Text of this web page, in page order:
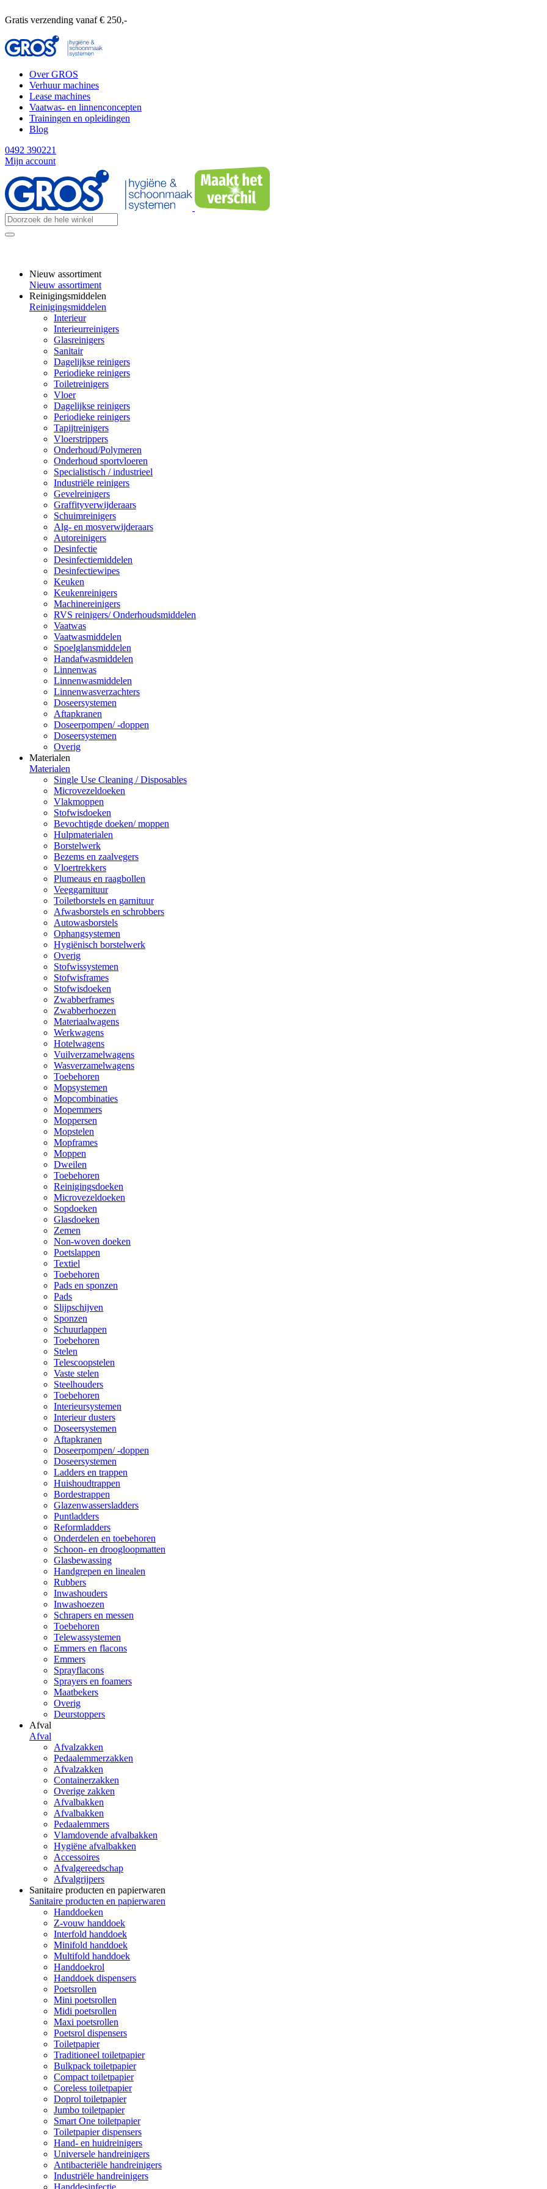
Gratis verzending vanaf € 250,-
Over GROS
Verhuur machines
Lease machines
Vaatwas- en linnenconcepten
Trainingen en opleidingen
Blog
0492 390221
Mijn account
Nieuw assortiment
Nieuw assortiment
Reinigingsmiddelen
Reinigingsmiddelen
Interieur
Interieurreinigers
Glasreinigers
Sanitair
Dagelijkse reinigers
Periodieke reinigers
Toiletreinigers
Vloer
Dagelijkse reinigers
Periodieke reinigers
Tapijtreinigers
Vloerstrippers
Onderhoud/Polymeren
Onderhoud sportvloeren
Specialistisch / industrieel
Industriële reinigers
Gevelreinigers
Graffityverwijderaars
Schuimreinigers
Alg- en mosverwijderaars
Autoreinigers
Desinfectie
Desinfectiemiddelen
Desinfectiewipes
Keuken
Keukenreinigers
Machinereinigers
RVS reinigers/ Onderhoudsmiddelen
Vaatwas
Vaatwasmiddelen
Spoelglansmiddelen
Handafwasmiddelen
Linnenwas
Linnenwasmiddelen
Linnenwasverzachters
Doseersystemen
Aftapkranen
Doseerpompen/ -doppen
Doseersystemen
Overig
Materialen
Materialen
Single Use Cleaning / Disposables
Microvezeldoeken
Vlakmoppen
Stofwisdoeken
Bevochtigde doeken/ moppen
Hulpmaterialen
Borstelwerk
Bezems en zaalvegers
Vloertrekkers
Plumeaus en raagbollen
Veeggarnituur
Toiletborstels en garnituur
Afwasborstels en schrobbers
Autowasborstels
Ophangsystemen
Hygiënisch borstelwerk
Overig
Stofwissystemen
Stofwisframes
Stofwisdoeken
Zwabberframes
Zwabberhoezen
Materiaalwagens
Werkwagens
Hotelwagens
Vuilverzamelwagens
Wasverzamelwagens
Toebehoren
Mopsystemen
Mopcombinaties
Mopemmers
Moppersen
Mopstelen
Mopframes
Moppen
Dweilen
Toebehoren
Reinigingsdoeken
Microvezeldoeken
Sopdoeken
Glasdoeken
Zemen
Non-woven doeken
Poetslappen
Textiel
Toebehoren
Pads en sponzen
Pads
Slijpschijven
Sponzen
Schuurlappen
Toebehoren
Stelen
Telescoopstelen
Vaste stelen
Steelhouders
Toebehoren
Interieursystemen
Interieur dusters
Doseersystemen
Aftapkranen
Doseerpompen/ -doppen
Doseersystemen
Ladders en trappen
Huishoudtrappen
Bordestrappen
Glazenwassersladders
Puntladders
Reformladders
Onderdelen en toebehoren
Schoon- en droogloopmatten
Glasbewassing
Handgrepen en linealen
Rubbers
Inwashouders
Inwashoezen
Schrapers en messen
Toebehoren
Telewassystemen
Emmers en flacons
Emmers
Sprayflacons
Sprayers en foamers
Maatbekers
Overig
Deurstoppers
Afval
Afval
Afvalzakken
Pedaalemmerzakken
Afvalzakken
Containerzakken
Overige zakken
Afvalbakken
Afvalbakken
Pedaalemmers
Vlamdovende afvalbakken
Hygiëne afvalbakken
Accessoires
Afvalgereedschap
Afvalgrijpers
Sanitaire producten en papierwaren
Sanitaire producten en papierwaren
Handdoeken
Z-vouw handdoek
Interfold handdoek
Minifold handdoek
Multifold handdoek
Handdoekrol
Handdoek dispensers
Poetsrollen
Mini poetsrollen
Midi poetsrollen
Maxi poetsrollen
Poetsrol dispensers
Toiletpapier
Traditioneel toiletpapier
Bulkpack toiletpapier
Compact toiletpapier
Coreless toiletpapier
Doprol toiletpapier
Jumbo toiletpapier
Smart One toiletpapier
Toiletpapier dispensers
Hand- en huidreinigers
Universele handreinigers
Antibacteriële handreinigers
Industriële handreinigers